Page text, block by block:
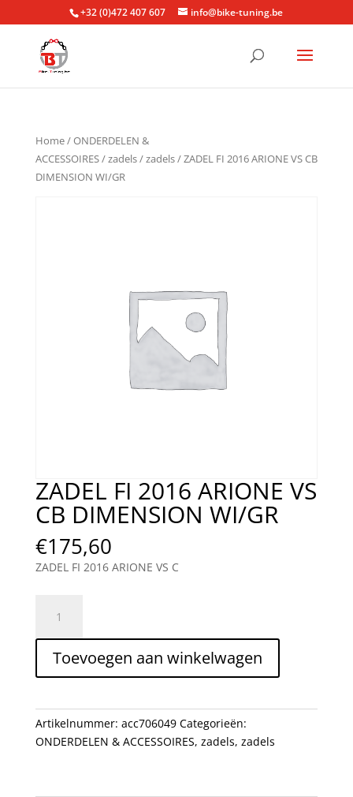
+32 (0)472 407 607 info@bike-tuning.be
Home/ONDERDELEN &
ACCESSOIRES/zadels/zadels/ ZADEL FI 2016 ARIONE VS CB
DIMENSION WI/GR
ZADEL FI 2016 ARIONE VS
CB DIMENSION WI/GR
€175,60
ZADEL FI 2016 ARIONE VS C
2016
ARIONE
VS
DIMENSION
WI/GR
aantal
Toevoegen aan winkelwagen
Artikelnummer: acc706049 Categorieën:
ONDERDELEN & ACCESSOIRES, zadels, zadels